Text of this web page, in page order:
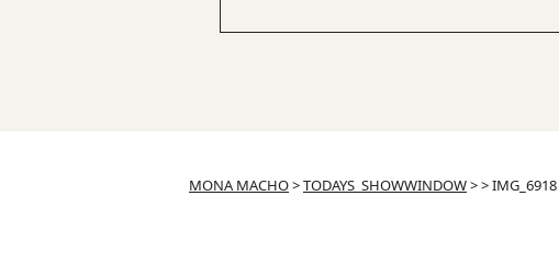
MONA MACHO>TODAYS_SHOWWINDOW>>IMG_6918